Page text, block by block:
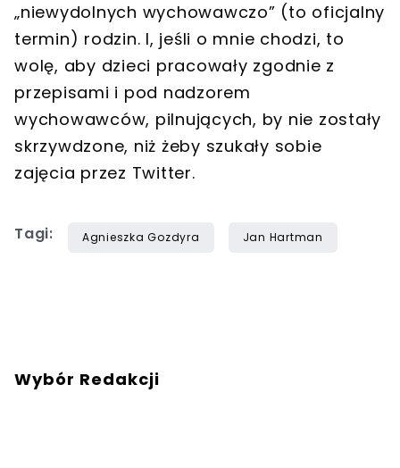
„niewydolnych wychowawczo” (to oficjalny
termin) rodzin. I, jeśli o mnie chodzi, to
wolę, aby dzieci pracowały zgodnie z
przepisami i pod nadzorem
wychowawców, pilnujących, by nie zostały
skrzywdzone, niż żeby szukały sobie
zajęcia przez Twitter.
Tagi: Agnieszka Gozdyra Jan Hartman
Wybór Redakcji